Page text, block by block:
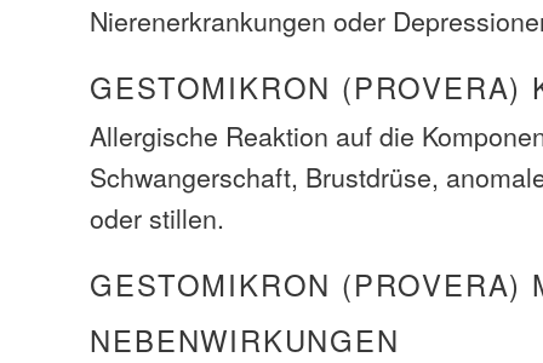
Nierenerkrankungen oder
GESTOMIKRON (PROVERA)
Allergische Reaktion auf die
Schwangerschaft, Brustdrüse,
oder stillen.
GESTOMIKRON (PROVERA)
NEBENWIRKUNGEN